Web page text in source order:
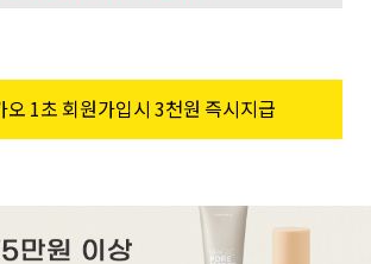
오 1초 회원가입시 3천원 즉시지급